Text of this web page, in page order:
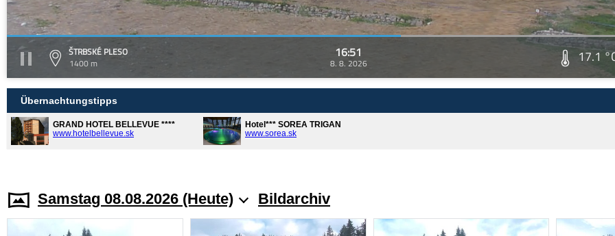
ŠTRBSKÉ PLESO
1400 m
16:51
8. 8. 2026 17.1
Übernachtungstipps
GRAND HOTEL BELLEVUE ****
www.hotelbellevue.sk
Hotel*** SOREA TRIGAN
www.sorea.sk
Samstag 08.08.2026 (Heute) Bildarchiv